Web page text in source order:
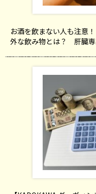
お酒を飲まない人も注意
外な飲み物とは？ 肝臓専